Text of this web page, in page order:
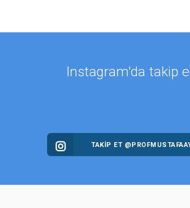
Instagram'da takip
TAKİP ET